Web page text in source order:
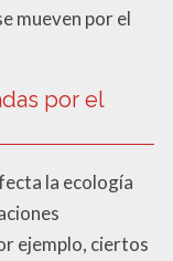
mueven por el
por el
la ecología
ejemplo, ciertos